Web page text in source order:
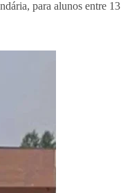
para alunos entre